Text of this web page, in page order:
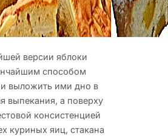
версии яблоки
способом
и выложить ими дно в
выпекания, а поверху
консистенцией
куриных яиц, стакана